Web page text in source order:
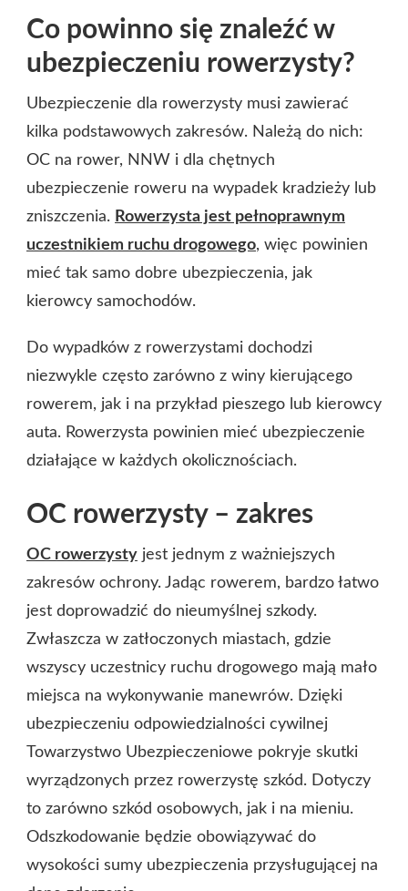
Co powinno się znaleźć w
ubezpieczeniu rowerzysty?
Ubezpieczenie dla rowerzysty musi zawierać
kilka podstawowych zakresów. Należą do nich:
OC na rower, NNW i dla chętnych
ubezpieczenie roweru na wypadek kradzieży lub
zniszczenia. Rowerzysta jest pełnoprawnym
uczestnikiem ruchu drogowego, więc powinien
mieć tak samo dobre ubezpieczenia, jak
kierowcy samochodów.
Do wypadków z rowerzystami dochodzi
niezwykle często zarówno z winy kierującego
rowerem, jak i na przykład pieszego lub kierowcy
auta. Rowerzysta powinien mieć ubezpieczenie
działające w każdych okolicznościach.
OC rowerzysty – zakres
OC rowerzysty jest jednym z ważniejszych
zakresów ochrony. Jadąc rowerem, bardzo łatwo
jest doprowadzić do nieumyślnej szkody.
Zwłaszcza w zatłoczonych miastach, gdzie
wszyscy uczestnicy ruchu drogowego mają mało
miejsca na wykonywanie manewrów. Dzięki
ubezpieczeniu odpowiedzialności cywilnej
Towarzystwo Ubezpieczeniowe pokryje skutki
wyrządzonych przez rowerzystę szkód. Dotyczy
to zarówno szkód osobowych, jak i na mieniu.
Odszkodowanie będzie obowiązywać do
wysokości sumy ubezpieczenia przysługującej na